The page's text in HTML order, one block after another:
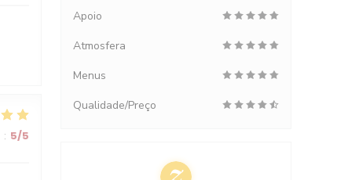
: 5/5
Apoio
Atmosfera
Menus
Qualidade/Preço